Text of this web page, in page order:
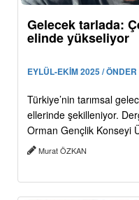
Gelecek tarlada:
elinde yükseliyor
EYLÜL-EKİM 2025 / ÖNDER
Türkiye’nin tarımsal
ellerinde şekilleniyor.
Orman Gençlik Konseyi
Murat ÖZKAN